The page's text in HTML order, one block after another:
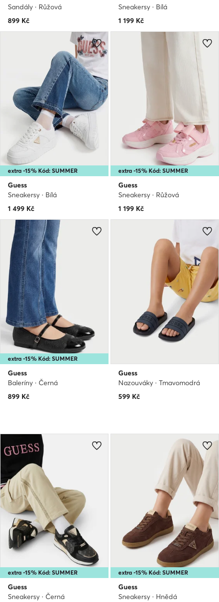
Sandály · Růžová
899 Kč
Sneakersy · Bílá
1 199 Kč
extra -15% Kód: SUMMER
Guess
Sneakersy · Bílá
1 499 Kč
extra -15% Kód: SUMMER
Guess
Sneakersy · Růžová
1 199 Kč
extra -15% Kód: SUMMER
Guess
Baleríny · Černá
899 Kč
Guess
Nazouváky · Tmavomodrá
599 Kč
extra -15% Kód: SUMMER
Guess
Sneakersy · Černá
extra -15% Kód: SUMMER
Guess
Sneakersy · Hnědá